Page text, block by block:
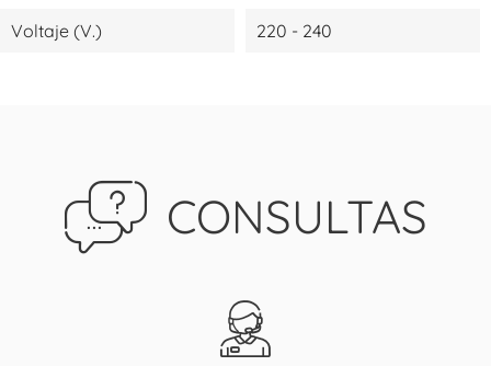
Voltaje (V.) 220 - 240
CONSULTAS